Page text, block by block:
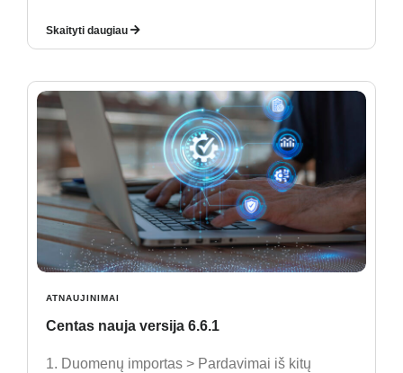
Skaityti daugiau
ATNAUJINIMAI
Centas nauja versija 6.6.1
1. Duomenų importas > Pardavimai iš kitų